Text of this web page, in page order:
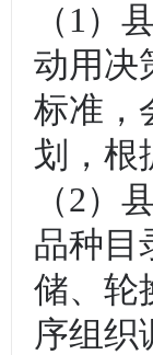
（1）
动用决
标准，
划，根
（2）
品种目
储、轮
序组织